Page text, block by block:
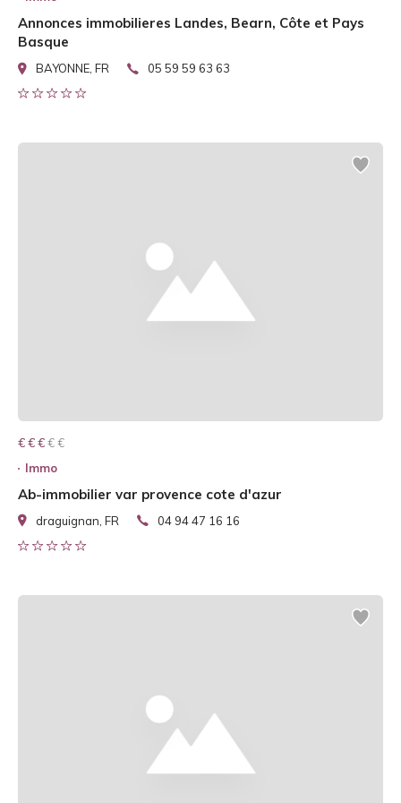
Annonces immobilieres Landes, Bearn, Côte et Pays
Basque
BAYONNE, FR 05 59 59 63 63
€ € € € €
€ € €
Immo
Ab-immobilier var provence cote d'azur
draguignan, FR 04 94 47 16 16